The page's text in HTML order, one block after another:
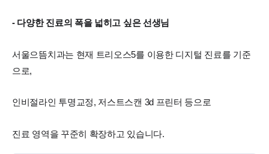
- 다양한 진료의 폭을 넓히고 싶은 선생님
서울으뜸치과는 현재 트리오스5를 이용한 디지털 진료를 기준
으로,
인비절라인 투명교정, 저스트스캔 3d 프린터 등으로
진료 영역을 꾸준히 확장하고 있습니다.